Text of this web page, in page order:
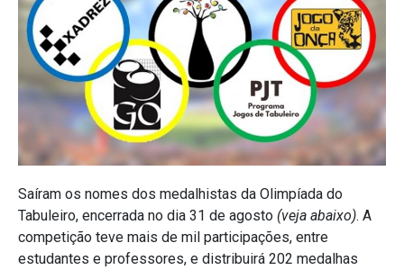
Saíram os nomes dos medalhistas da Olimpíada do
Tabuleiro, encerrada no dia 31 de agosto (veja abaixo). A
competição teve mais de mil participações, entre
estudantes e professores, e distribuirá 202 medalhas